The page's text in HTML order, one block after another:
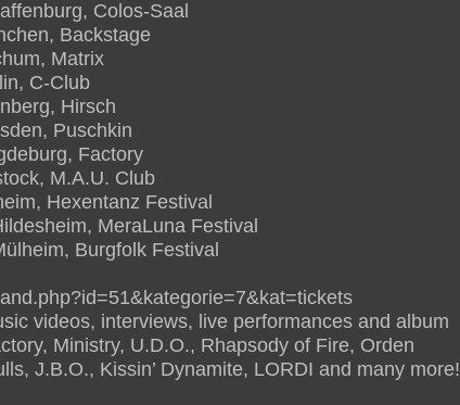
Colos-Saal
Backstage
Matrix
C-Club
Hirsch
Puschkin
Factory
M.A.U. Club
Hexentanz Festival
MeraLuna Festival
Burgfolk Festival
videos, interviews, live performances and album
Ministry, U.D.O., Rhapsody of Fire, Orden
J.B.O., Kissin’ Dynamite, LORDI and many more!